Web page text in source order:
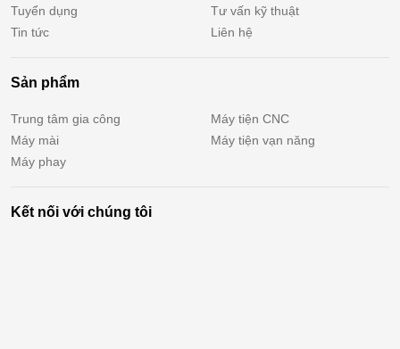
Tuyển dụng
Tư vấn kỹ thuật
Tin tức
Liên hệ
Sản phẩm
Trung tâm gia công
Máy tiện CNC
Máy mài
Máy tiện vạn năng
Máy phay
Kết nối với chúng tôi